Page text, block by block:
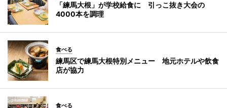
「練馬大根」が学校給食に 引っこ抜き大会の
4000本を調理
食べる
練馬区で練馬大根特別メニュー 地元ホテルや飲食
店が協力
食べる